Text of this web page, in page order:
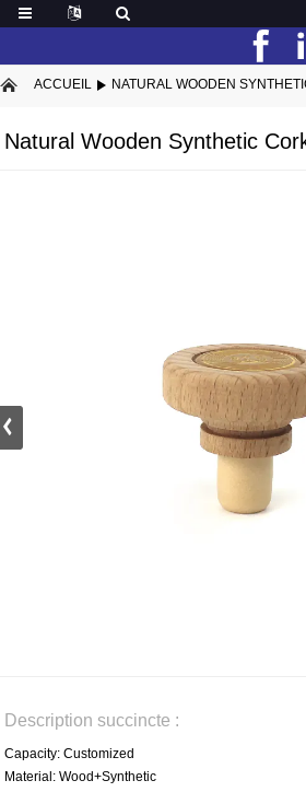
ACCUEIL NATURAL WOODEN
Natural Wooden Synthetic
Description succincte :
Capacity: Customized
Material: Wood+Synthetic